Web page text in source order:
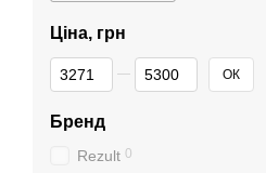
Ціна, грн
Від Ціна, грн
До Ціна, грн ОК
Бренд
Rezult 0